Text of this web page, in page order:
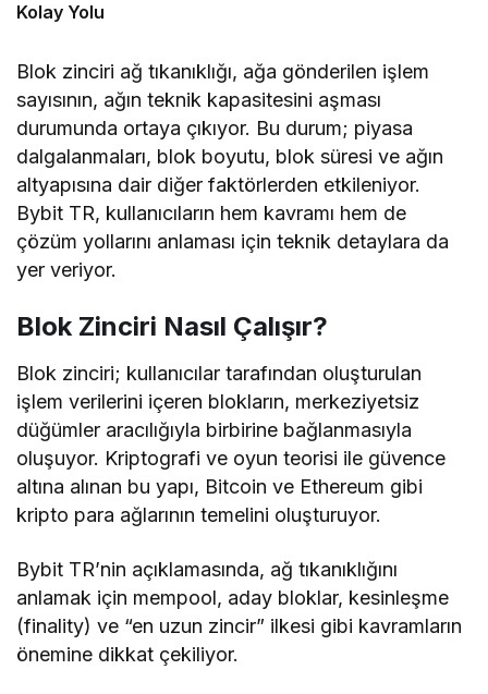
Kolay Yolu
Blok zinciri ağ tıkanıklığı, ağa gönderilen işlem
sayısının, ağın teknik kapasitesini aşması
durumunda ortaya çıkıyor. Bu durum; piyasa
dalgalanmaları, blok boyutu, blok süresi ve ağın
altyapısına dair diğer faktörlerden etkileniyor.
Bybit TR, kullanıcıların hem kavramı hem de
çözüm yollarını anlaması için teknik detaylara da
yer veriyor.
Blok Zinciri Nasıl Çalışır?
Blok zinciri; kullanıcılar tarafından oluşturulan
işlem verilerini içeren blokların, merkeziyetsiz
düğümler aracılığıyla birbirine bağlanmasıyla
oluşuyor. Kriptografi ve oyun teorisi ile güvence
altına alınan bu yapı, Bitcoin ve Ethereum gibi
kripto para ağlarının temelini oluşturuyor.
Bybit TR’nin açıklamasında, ağ tıkanıklığını
anlamak için mempool, aday bloklar, kesinleşme
(finality) ve “en uzun zincir” ilkesi gibi kavramların
önemine dikkat çekiliyor.